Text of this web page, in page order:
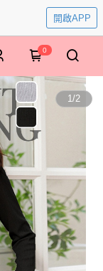
開啟APP
0
1/2